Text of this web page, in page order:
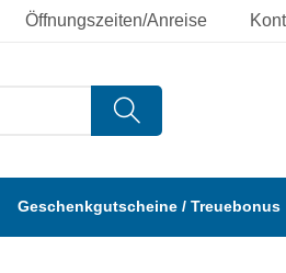
Öffnungszeiten/Anreise
Geschenkgutscheine / Treuebonus